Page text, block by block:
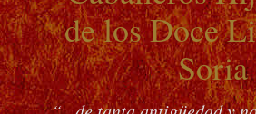
de los Doce
Soria